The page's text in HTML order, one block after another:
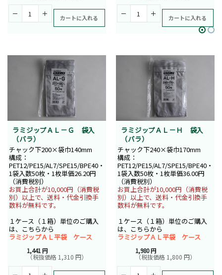
カートに入れる カートに入れる
ラミジップＡＬ－Ｇ 袋入
（バラ）
チャック下200×袋巾140mm
構成：
PET12/PE15/AL7/SPE15/BPE40・
1袋入数50枚・1枚単価26.20円
（消費税別）
お買上合計が10,000円（消費税
別）以上で、送料・代金引換手
数料が無料です。
１ケース（１箱）単位のご購入
は、こちらから
ラミジップＡＬ平袋 ケース
1,441 円
（税抜価格 1,310 円）
ラミジップＡＬ－Ｈ 袋入
（バラ）
チャック下240×袋巾170mm
構成：
PET12/PE15/AL7/SPE15/BPE40・
1袋入数50枚・1枚単価36.00円
（消費税別）
お買上合計が10,000円（消費税
別）以上で、送料・代金引換手
数料が無料です。
１ケース（１箱）単位のご購入
は、こちらから
ラミジップＡＬ平袋 ケース
1,980 円
（税抜価格 1,800 円）